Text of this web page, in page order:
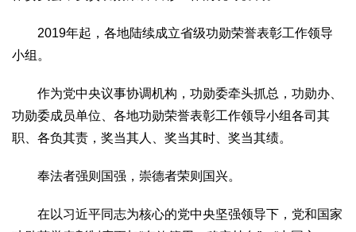
2019年起，各地陆续成立省级功勋荣誉表彰工作领导
小组。
作为党中央议事协调机构，功勋委牵头抓总，功勋办、
功勋委成员单位、各地功勋荣誉表彰工作领导小组各司其
职、各负其责，奖当其人、奖当其时、奖当其绩。
奉法者强则国强，崇德者荣则国兴。
在以习近平同志为核心的党中央坚强领导下，党和国家